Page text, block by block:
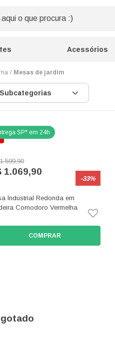
Acessórios
Mesas de jardim
Subcategorias
-33%
1.069,90
Industrial Redonda em
Comodoro Vermelha
COMPRAR